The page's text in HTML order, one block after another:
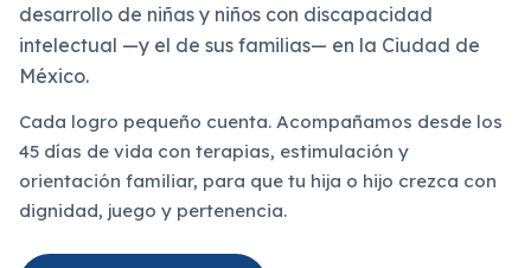
desarrollo de niñas y niños con discapacidad
intelectual —y el de sus familias— en la Ciudad de
México.
Cada logro pequeño cuenta. Acompañamos desde los
45 días de vida con terapias, estimulación y
orientación familiar, para que tu hija o hijo crezca con
dignidad, juego y pertenencia.